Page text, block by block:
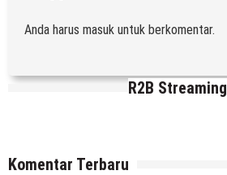
Anda harus masuk untuk berkomentar.
R2B Streaming
Komentar Terbaru